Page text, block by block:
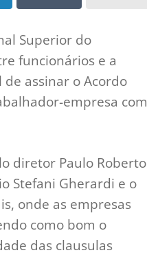
Superior do
funcionários e a
de assinar o Acordo
empresa com
diretor Paulo Roberto
Stefani Gherardi e o
onde as empresas
como bom o
das clausulas